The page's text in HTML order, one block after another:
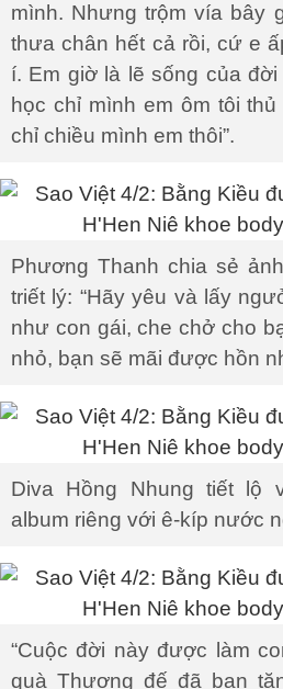
mình. Nhưng trộm vía bây
thưa chân hết cả rồi, cứ e
í. Em giờ là lẽ sống của
học chỉ mình em ôm tôi
chỉ chiều mình em thôi”.
Phương Thanh chia sẻ
triết lý: “Hãy yêu và lấy
như con gái, che chở cho
nhỏ, bạn sẽ mãi được hồn
Diva Hồng Nhung tiết lộ
album riêng với ê-kíp nước
“Cuộc đời này được làm
quà Thượng đế đã ban